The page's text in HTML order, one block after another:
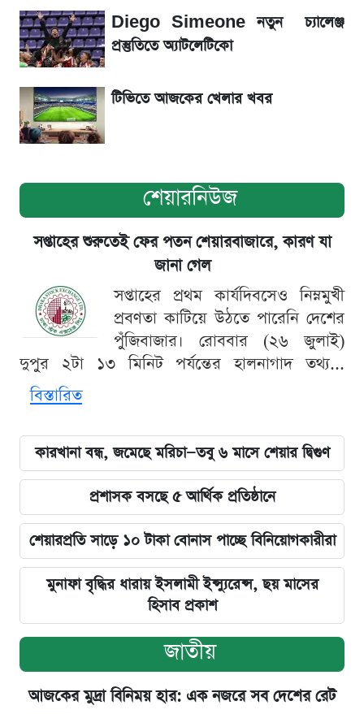
সূর্যগ্রহণের দিন আকাশে চোখ ধাঁধানো দৃশ্য, জেনে নিন
Diego Simeone নতুন চ্যালেঞ্জ
প্রস্তুতিতে অ্যাটলেটিকো
টিভিতে আজকের খেলার খবর
শেয়ারনিউজ
সপ্তাহের শুরুতেই ফের পতন শেয়ারবাজারে, কারণ যা
জানা গেল
সপ্তাহের প্রথম কার্যদিবসেও নিম্নমুখী
প্রবণতা কাটিয়ে উঠতে পারেনি দেশের
পুঁজিবাজার। রোববার (২৬ জুলাই)
দুপুর ২টা ১৩ মিনিট পর্যন্তের হালনাগাদ তথ্য...
বিস্তারিত
কারখানা বন্ধ, জমেছে মরিচা—তবু ৬ মাসে শেয়ার দ্বিগুণ
প্রশাসক বসছে ৫ আর্থিক প্রতিষ্ঠানে
শেয়ারপ্রতি সাড়ে ১০ টাকা বোনাস পাচ্ছে বিনিয়োগকারীরা
মুনাফা বৃদ্ধির ধারায় ইসলামী ইন্স্যুরেন্স, ছয় মাসের
হিসাব প্রকাশ
জাতীয়
আজকের মুদ্রা বিনিময় হার: এক নজরে সব দেশের রেট